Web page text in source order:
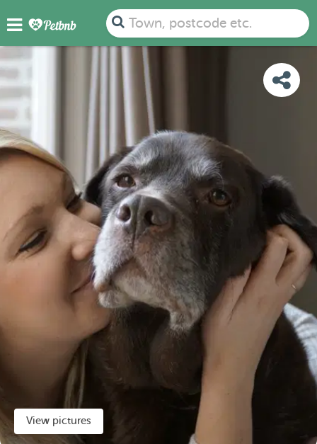
Town, postcode etc.
PHOTOS REVIEWS
View pictures